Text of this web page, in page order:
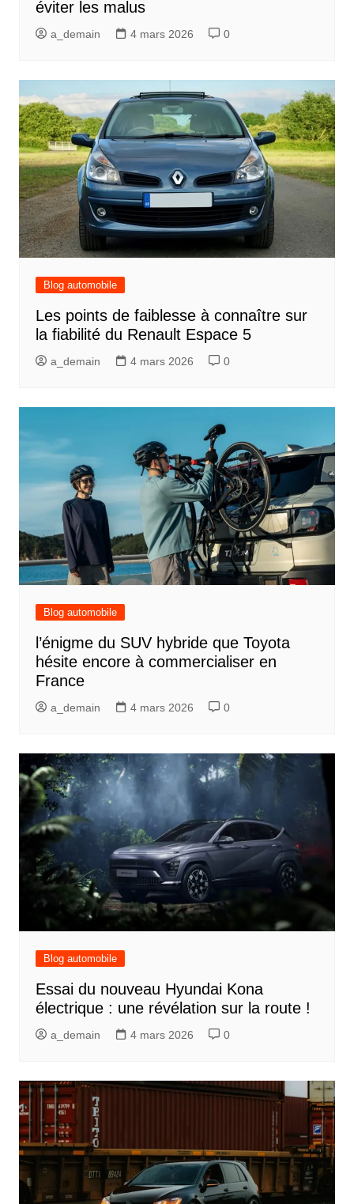
éviter les malus
a_demain 4 mars 2026 0
Blog automobile
Les points de faiblesse à connaître sur
la fiabilité du Renault Espace 5
a_demain 4 mars 2026 0
Blog automobile
l’énigme du SUV hybride que Toyota
hésite encore à commercialiser en
France
a_demain 4 mars 2026 0
Blog automobile
Essai du nouveau Hyundai Kona
électrique : une révélation sur la route !
a_demain 4 mars 2026 0